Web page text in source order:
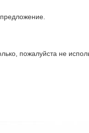
пожалуйста не